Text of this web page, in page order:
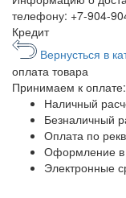
телефону: +7-904-
Кредит
Вернусться в
оплата товара
Принимаем к оплате:
Наличный
Безналичный
Оплата по
Оформление в
Электронные